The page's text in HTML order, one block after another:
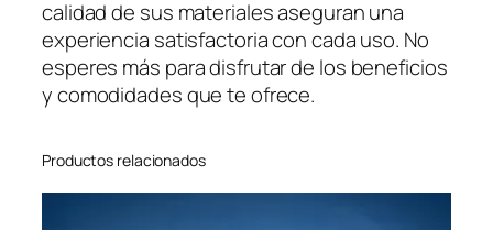
calidad de sus materiales aseguran una
experiencia satisfactoria con cada uso. No
esperes más para disfrutar de los beneficios
y comodidades que te ofrece.
Productos relacionados